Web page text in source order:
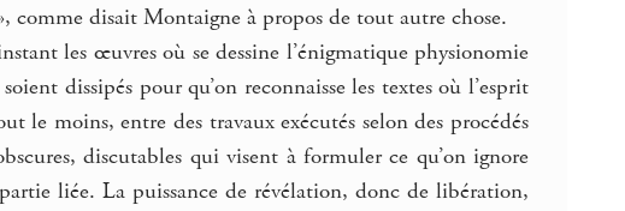
comme disait Montaigne à propos de tout autre chose.
les œuvres où se dessine l’énigmatique physionomie
dissipés pour qu’on reconnaisse les textes où l’esprit
le moins, entre des travaux exécutés selon des procédés
discutables qui visent à formuler ce qu’on ignore
liée. La puissance de révélation, donc de libération,